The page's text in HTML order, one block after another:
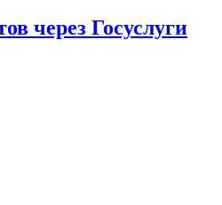
через Госуслуги